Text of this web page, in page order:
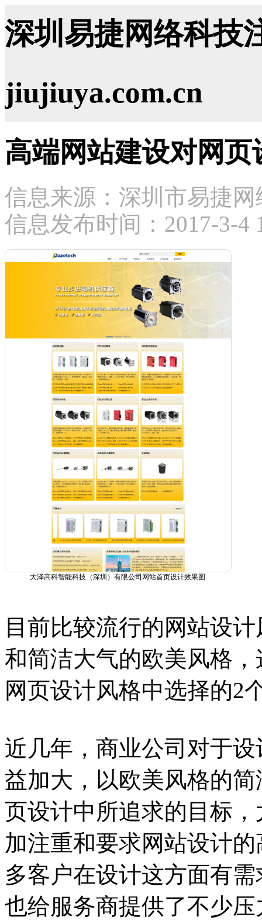
深圳易捷网络科技
jiujiuya.com.cn
高端网站建设对网
信息来源：深圳市易捷
信息发布时间：2017-3-4
大泽高科智能科技（深圳）有限公司网站首页设计效果图
目前比较流行的网站设
和简洁大气的欧美风格
网页设计风格中选择的2
近几年，商业公司对于
益加大，以欧美风格的
页设计中所追求的目标
加注重和要求网站设计
多客户在设计这方面有
也给服务商提供了不少